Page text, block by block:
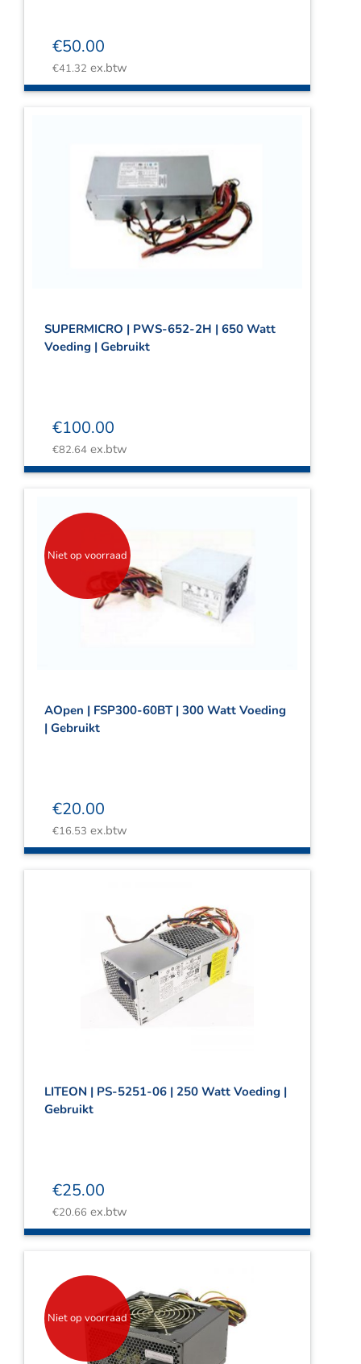
€50.00
€41.32 ex.btw
SUPERMICRO | PWS-652-2H | 650 Watt
Voeding | Gebruikt
€100.00
€82.64 ex.btw
Niet op voorraad
AOpen | FSP300-60BT | 300 Watt Voeding
| Gebruikt
€20.00
€16.53 ex.btw
LITEON | PS-5251-06 | 250 Watt Voeding |
Gebruikt
€25.00
€20.66 ex.btw
Niet op voorraad